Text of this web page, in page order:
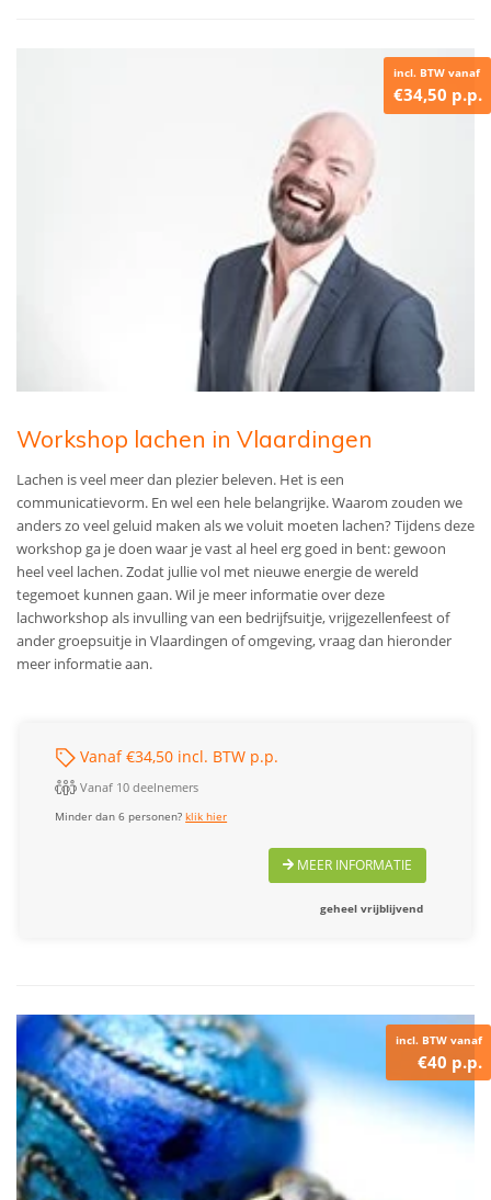
incl. BTW vanaf
€34,50 p.p.
Workshop lachen in Vlaardingen
Lachen is veel meer dan plezier beleven. Het is een
communicatievorm. En wel een hele belangrijke. Waarom zouden we
anders zo veel geluid maken als we voluit moeten lachen? Tijdens deze
workshop ga je doen waar je vast al heel erg goed in bent: gewoon
heel veel lachen. Zodat jullie vol met nieuwe energie de wereld
tegemoet kunnen gaan.Wil je meer informatie over deze
lachworkshop als invulling van een bedrijfsuitje, vrijgezellenfeest of
ander groepsuitje in Vlaardingen of omgeving, vraag dan hieronder
meer informatie aan.
Vanaf €34,50 incl. BTW p.p.
Vanaf 10 deelnemers
Minder dan 6 personen?klik hier
MEER INFORMATIE
geheel vrijblijvend
incl. BTW vanaf
€40 p.p.